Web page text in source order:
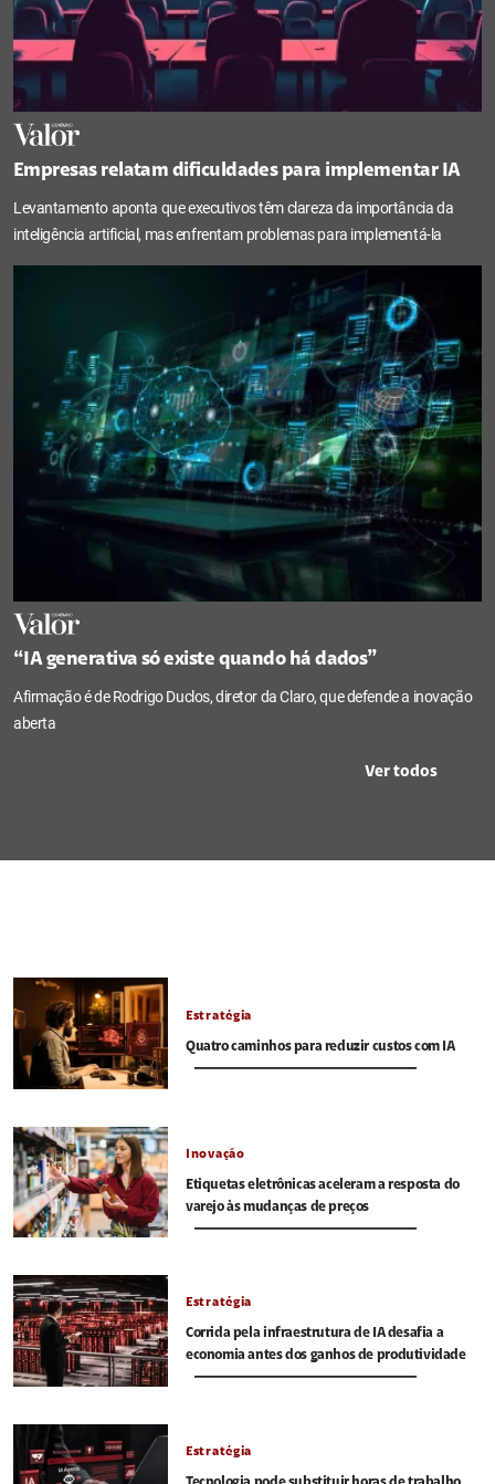
Empresas relatam dificuldades para implementar IA
Levantamento aponta que executivos têm clareza da importância da
inteligência artificial, mas enfrentam problemas para implementá-la
“IA generativa só existe quando há dados”
Afirmação é de Rodrigo Duclos, diretor da Claro, que defende a inovação
aberta
Ver todos
Estratégia
Quatro caminhos para reduzir custos com IA
Inovação
Etiquetas eletrônicas aceleram a resposta do
varejo às mudanças de preços
Estratégia
Corrida pela infraestrutura de IA desafia a
economia antes dos ganhos de produtividade
Estratégia